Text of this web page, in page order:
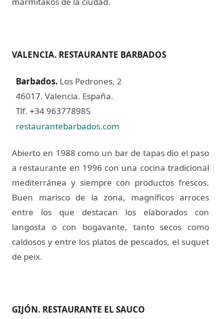
VALENCIA. RESTAURANTE BARBADOS
Barbados. Los Pedrones, 2
46017. Valencia. España.
Tlf. +34 963778985
restaurantebarbados.com
Abierto en 1988 como un bar de tapas dio el paso
a restaurante en 1996 con una cocina tradicional
mediterránea y siempre con productos frescos.
Buen marisco de la zona, magníficos arroces
entre los que destacan los elaborados con
langosta o con bogavante, tanto secos como
caldosos y entre los platos de pescados, el suquet
de peix.
GIJÓN. RESTAURANTE EL SAUCO